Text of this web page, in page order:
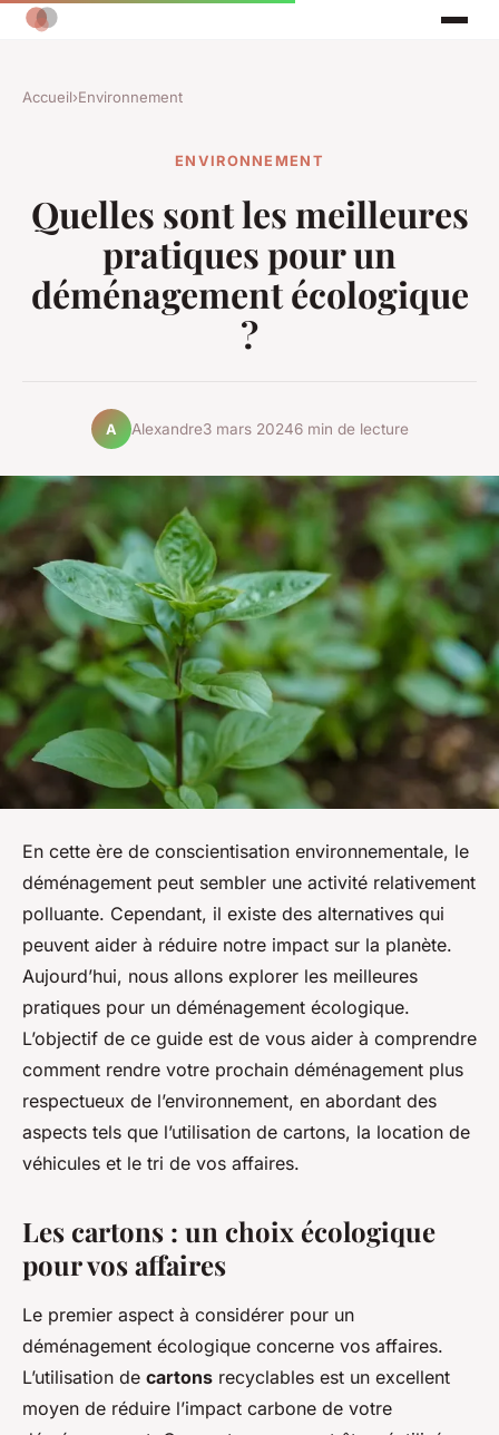
Accueil›Environnement
ENVIRONNEMENT
Quelles sont les meilleures
pratiques pour un
déménagement écologique
?
A Alexandre3 mars 20246 min de lecture
En cette ère de conscientisation environnementale, le
déménagement peut sembler une activité relativement
polluante. Cependant, il existe des alternatives qui
peuvent aider à réduire notre impact sur la planète.
Aujourd’hui, nous allons explorer les meilleures
pratiques pour un déménagement écologique.
L’objectif de ce guide est de vous aider à comprendre
comment rendre votre prochain déménagement plus
respectueux de l’environnement, en abordant des
aspects tels que l’utilisation de cartons, la location de
véhicules et le tri de vos affaires.
Les cartons : un choix écologique
pour vos affaires
Le premier aspect à considérer pour un
déménagement écologique concerne vos affaires.
L’utilisation de cartons recyclables est un excellent
moyen de réduire l’impact carbone de votre